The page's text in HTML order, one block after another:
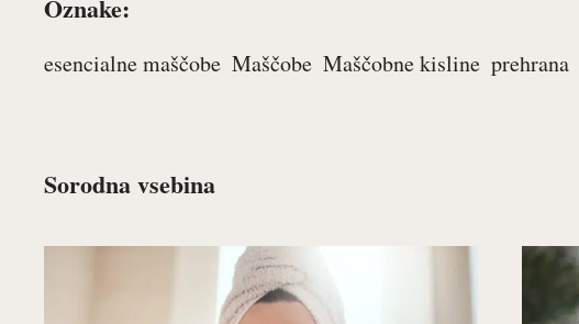
Oznake:
esencialne maščobe Maščobe Maščobne kisline prehrana
Sorodna vsebina